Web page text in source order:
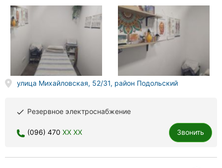
Львов
Кривой
Николаев
Полтава
Чернигов
Черкассы
улица Михайловская, 52/31, район Подольский
done Резервное электроснабжение
(096) 470 XX XX Звонить